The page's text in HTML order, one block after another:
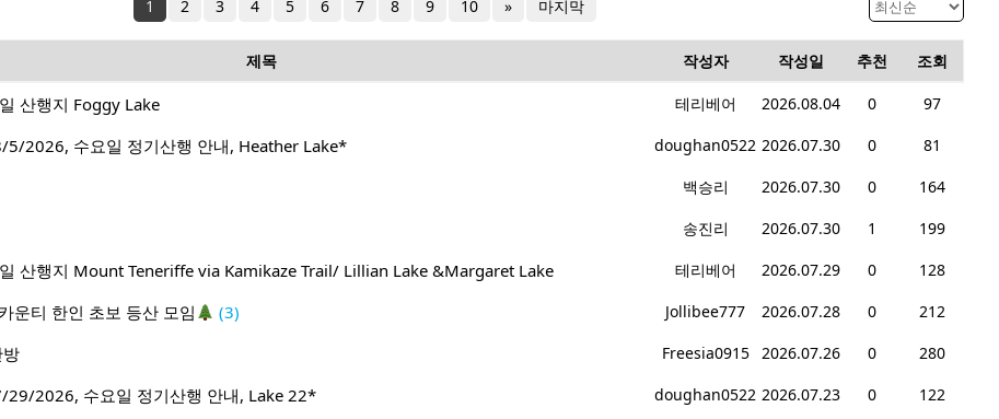
1 2 3 4 5 6 7 8 9 10 » 마지막
제목 작성자 작성일 추천 조회
산행지 Foggy Lake 테리베어 2026.08.04 0
97
5/2026, 수요일 정기산행 안내, Heather Lake* doughan0522 2026.07.30 0
81
백승리 2026.07.30 0
164
송진리 2026.07.30 1
199
산행지 Mount Teneriffe via Kamikaze Trail/ Lillian Lake &Margaret Lake 테리베어 2026.07.29 0
128
운티 한인 초보 등산 모임 (3) Jollibee777 2026.07.28 0
212
Freesia0915 2026.07.26 0
280
29/2026, 수요일 정기산행 안내, Lake 22* doughan0522 2026.07.23 0
122